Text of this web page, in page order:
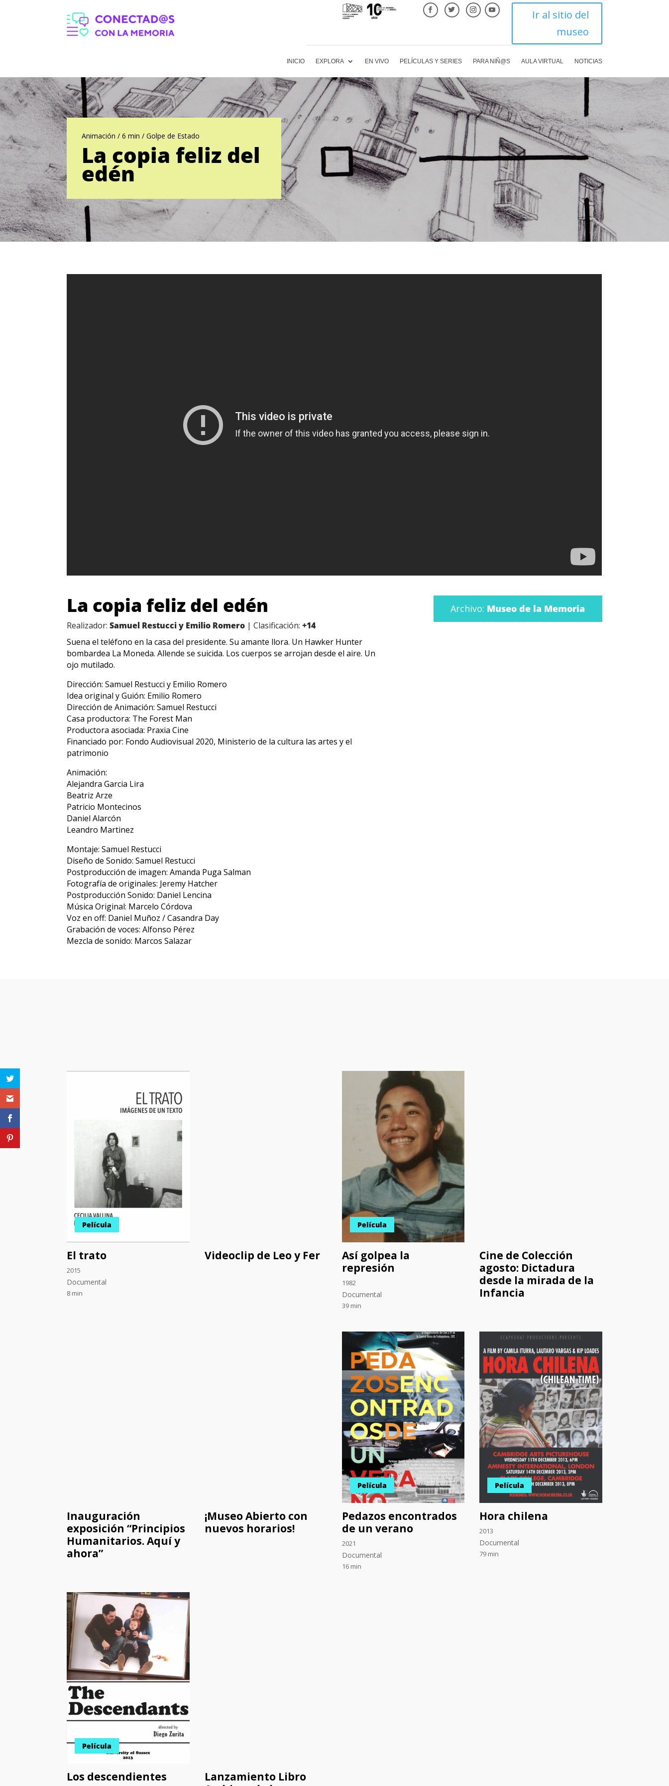
Ir al sitio del
museo
INICIO EXPLORA EN VIVO PELÍCULAS Y SERIES PARA NIÑ@S AULA VIRTUAL NOTICIAS
Animación / 6 min / Golpe de Estado
La copia feliz del
edén
La copia feliz del edén
Realizador:Samuel Restucci y Emilio Romero | Clasificación:+14
Suena el teléfono en la casa del presidente. Su amante llora. Un Hawker Hunter
bombardea La Moneda. Allende se suicida. Los cuerpos se arrojan desde el aire. Un
ojo mutilado.
Dirección: Samuel Restucci y Emilio Romero
Idea original y Guión: Emilio Romero
Dirección de Animación: Samuel Restucci
Casa productora: The Forest Man
Productora asociada: Praxia Cine
Financiado por: Fondo Audiovisual 2020, Ministerio de la cultura las artes y el
patrimonio
Animación:
Alejandra Garcia Lira
Beatriz Arze
Patricio Montecinos
Daniel Alarcón
Leandro Martinez
Montaje: Samuel Restucci
Diseño de Sonido: Samuel Restucci
Postproducción de imagen: Amanda Puga Salman
Fotografía de originales: Jeremy Hatcher
Postproducción Sonido: Daniel Lencina
Música Original: Marcelo Córdova
Voz en off: Daniel Muñoz / Casandra Day
Grabación de voces: Alfonso Pérez
Mezcla de sonido: Marcos Salazar
Archivo: Museo de la Memoria
Película
El trato
2015
Documental
8 min
Videoclip de Leo y Fer
Película
Así golpea la
represión
1982
Documental
39 min
Cine de Colección
agosto: Dictadura
desde la mirada de la
Infancia
Inauguración
exposición “Principios
Humanitarios. Aquí y
ahora”
¡Museo Abierto con
nuevos horarios!
Película
Pedazos encontrados
de un verano
2021
Documental
16 min
Película
Hora chilena
2013
Documental
79 min
Película
Los descendientes
Lanzamiento Libro